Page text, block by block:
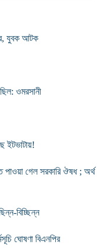
যুবক আটক
ওমরসানী
ইটভাটায়!
পাওয়া গেল সরকারি ঔষধ ; অর্থ
বিচ্ছিন্ন
ঘোষণা বিএনপির